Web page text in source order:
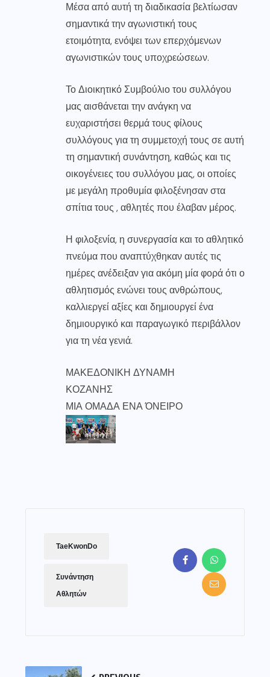
Μέσα από αυτή τη διαδικασία βελτίωσαν
σημαντικά την αγωνιστική τους
ετοιμότητα, ενόψει των επερχόμενων
αγωνιστικών τους υποχρεώσεων.
Το Διοικητικό Συμβούλιο του συλλόγου
μας αισθάνεται την ανάγκη να
ευχαριστήσει θερμά τους φίλους
συλλόγους για τη συμμετοχή τους σε αυτή
τη σημαντική συνάντηση, καθώς και τις
οικογένειες του συλλόγου μας, οι οποίες
με μεγάλη προθυμία φιλοξένησαν στα
σπίτια τους , αθλητές που έλαβαν μέρος.
Η φιλοξενία, η συνεργασία και το αθλητικό
πνεύμα που αναπτύχθηκαν αυτές τις
ημέρες ανέδειξαν για ακόμη μία φορά ότι ο
αθλητισμός ενώνει τους ανθρώπους,
καλλιεργεί αξίες και δημιουργεί ένα
δημιουργικό και παραγωγικό περιβάλλον
για τη νέα γενιά.
ΜΑΚΕΔΟΝΙΚΗ ΔΥΝΑΜΗ
ΚΟΖΑΝΗΣ
ΜΙΑ ΟΜΑΔΑ ΕΝΑ ΌΝΕΙΡΟ
TaeKwonDo
Συνάντηση
Αθλητών